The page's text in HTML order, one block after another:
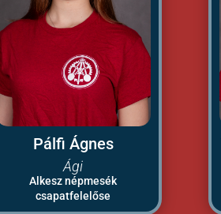
Pálfi Ágnes
Ági
Alkesz népmesék
csapatfelelőse